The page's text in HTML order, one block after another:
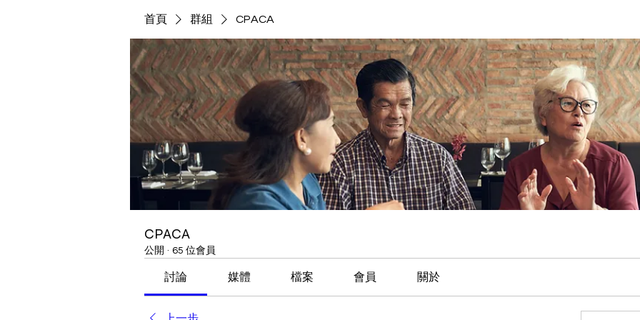
首頁 群組 CPACA
CPACA
公開 · 65 位會員
討論 媒體 檔案 會員 關於